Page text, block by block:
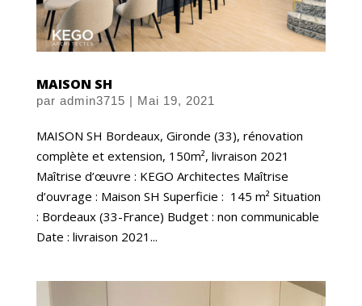
MAISON SH
par admin3715 | Mai 19, 2021
MAISON SH Bordeaux, Gironde (33), rénovation
complète et extension, 150m², livraison 2021
Maîtrise d’œuvre : KEGO Architectes Maîtrise
d’ouvrage : Maison SH Superficie : 145 m² Situation
: Bordeaux (33-France) Budget : non communicable
Date : livraison 2021...